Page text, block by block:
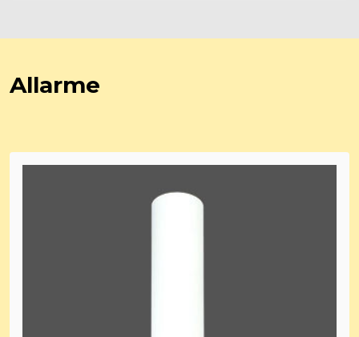
Allarme